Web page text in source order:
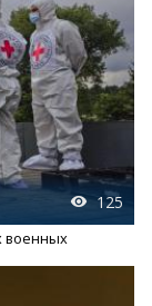
125
военных